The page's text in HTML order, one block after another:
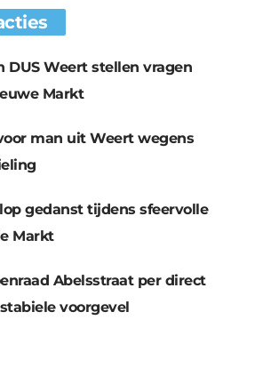
DUS Weert stellen vragen
Markt
man uit Weert wegens
gedanst tijdens sfeervolle
Markt
Abelsstraat per direct
voorgevel